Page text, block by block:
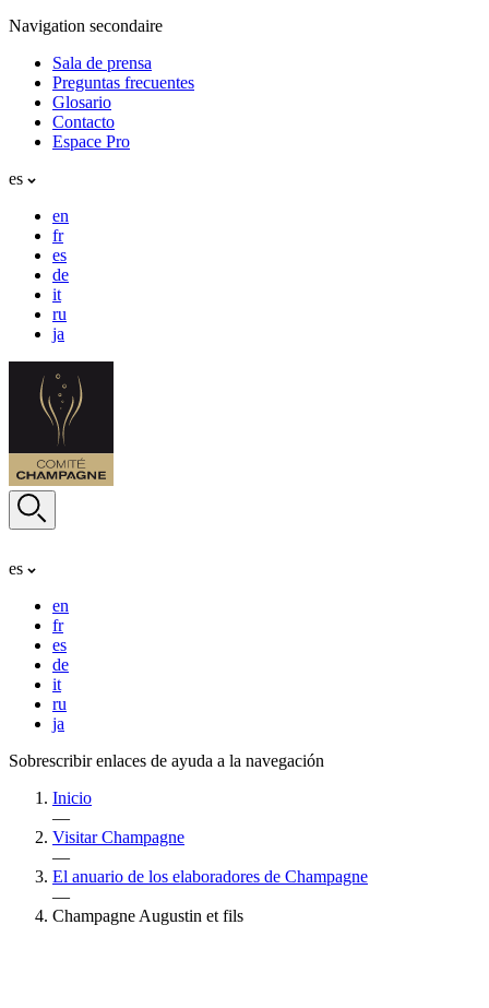
Navigation secondaire
Sala de prensa
Preguntas frecuentes
Glosario
Contacto
Espace Pro
es
en
fr
es
de
it
ru
ja
es
en
fr
es
de
it
ru
ja
Sobrescribir enlaces de ayuda a la navegación
Inicio
—
Visitar Champagne
—
El anuario de los elaboradores de Champagne
—
Champagne Augustin et fils